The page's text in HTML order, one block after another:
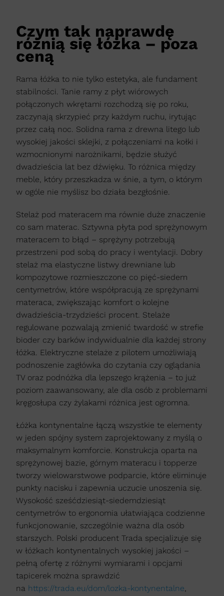
Czym tak naprawdę
różnią się łóżka – poza
ceną
Rama łóżka to nie tylko estetyka, ale fundament
stabilności. Tanie ramy z płyt wiórowych
połączonych wkrętami rozchodzą się po roku,
zaczynają skrzypieć przy każdym ruchu, irytując
przez całą noc. Solidna rama z drewna litego lub
wysokiej jakości sklejki, z połączeniami na kołki i
wzmocnionymi narożnikami, będzie służyć
dwadzieścia lat bez dźwięku. To różnica między
meble, który przeszkadza w śnie, a tym, o którym
w ogóle nie myślisz bo działa bezgłośnie.
Stelaż pod materacem ma równie duże znaczenie
co sam materac. Sztywna płyta pod sprężynowym
materacem to błąd – sprężyny potrzebują
przestrzeni pod sobą do pracy i wentylacji. Dobry
stelaż ma elastyczne listwy drewniane lub
kompozytowe rozmieszczone co pięć-siedem
centymetrów, które współpracują ze sprężynami
materaca, zwiększając komfort o kolejne
dwadzieścia-trzydzieści procent. Stelaże
regulowane pozwalają zmienić twardość w strefie
bioder czy barków indywidualnie dla każdej strony
łóżka. Elektryczne stelaże z pilotem umożliwiają
podnoszenie zagłówka do czytania czy oglądania
TV oraz podnóżka dla lepszego krążenia – to już
poziom zaawansowany, ale dla osób z problemami
kręgosłupa czy żylakami różnica jest ogromna.
Łóżka kontynentalne łączą wszystkie te elementy
w jeden spójny system zaprojektowany z myślą o
maksymalnym komforcie. Konstrukcja oparta na
sprężynowej bazie, górnym materacu i topperze
tworzy wielowarstwowe podparcie, które eliminuje
punkty nacisku i zapewnia uczucie unoszenia się.
Wysokość sześćdziesiąt-siedemdziesiąt
centymetrów to ergonomia ułatwiająca codzienne
funkcjonowanie, szczególnie ważna dla osób
starszych. Polski producent Trada specjalizuje się
w łóżkach kontynentalnych wysokiej jakości –
pełną ofertę z różnymi wymiarami i opcjami
tapicerek można sprawdzić
na https://trada.eu/dom/lozka-kontynentalne,